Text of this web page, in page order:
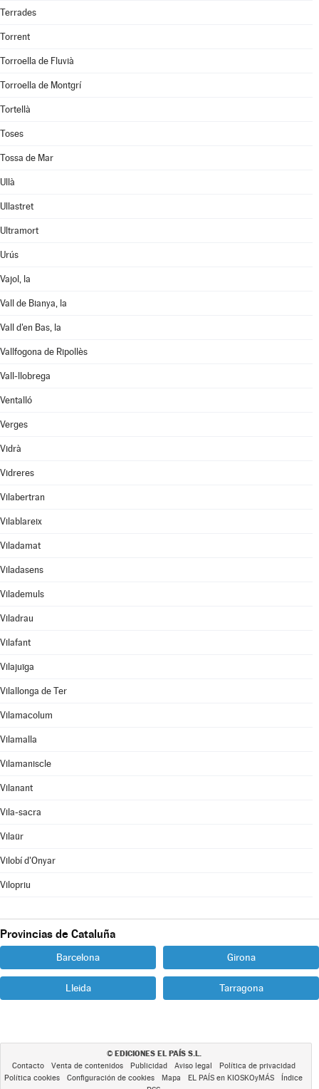
Terrades
Torrent
Torroella de Fluvià
Torroella de Montgrí
Tortellà
Toses
Tossa de Mar
Ullà
Ullastret
Ultramort
Urús
Vajol, la
Vall de Bianya, la
Vall d'en Bas, la
Vallfogona de Ripollès
Vall-llobrega
Ventalló
Verges
Vidrà
Vidreres
Vilabertran
Vilablareix
Viladamat
Viladasens
Vilademuls
Viladrau
Vilafant
Vilajuïga
Vilallonga de Ter
Vilamacolum
Vilamalla
Vilamaniscle
Vilanant
Vila-sacra
Vilaür
Vilobí d'Onyar
Vilopriu
Provincias de Cataluña
Barcelona Girona
Lleida Tarragona
© EDICIONES EL PAÍS S.L.
Contacto Venta de contenidos Publicidad Aviso legal
Política de privacidad
Política cookies
Configuración de cookies Mapa EL PAÍS en KIOSKOyMÁS
Índice